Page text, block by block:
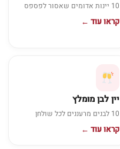
10 יינות אדומים שאסור לפספס
קראו עוד ←
יין לבן מומלץ
10 לבנים מרעננים לכל שולחן
קראו עוד ←